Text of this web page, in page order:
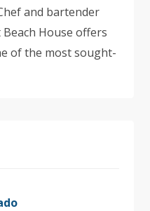
and bartender
House offers
of the most sought-